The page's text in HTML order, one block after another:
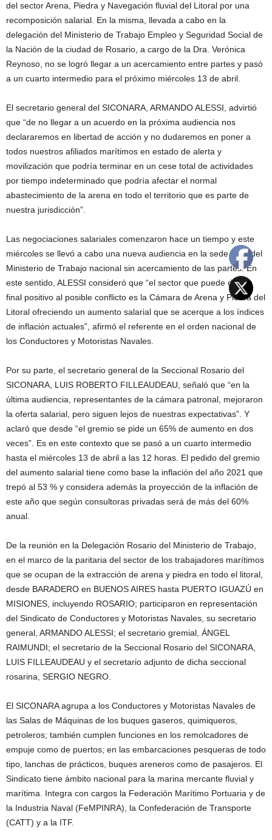
del sector Arena, Piedra y Navegación fluvial del Litoral por una
recomposición salarial. En la misma, llevada a cabo en la
delegación del Ministerio de Trabajo Empleo y Seguridad Social de
la Nación de la ciudad de Rosario, a cargo de la Dra. Verónica
Reynoso, no se logró llegar a un acercamiento entre partes y pasó
a un cuarto intermedio para el próximo miércoles 13 de abril.
El secretario general del SICONARA, ARMANDO ALESSI, advirtió
que “de no llegar a un acuerdo en la próxima audiencia nos
declararemos en libertad de acción y no dudaremos en poner a
todos nuestros afiliados marítimos en estado de alerta y
movilización que podría terminar en un cese total de actividades
por tiempo indeterminado que podría afectar el normal
abastecimiento de la arena en todo el territorio que es parte de
nuestra jurisdicción”.
Las negociaciones salariales comenzaron hace un tiempo y este
miércoles se llevó a cabo una nueva audiencia en la sede local del
Ministerio de Trabajo nacional sin acercamiento de las partes. En
este sentido, ALESSI consideró que “el sector que puede dar un
final positivo al posible conflicto es la Cámara de Arena y Piedra del
Litoral ofreciendo un aumento salarial que se acerque a los índices
de inflación actuales”, afirmó el referente en el orden nacional de
los Conductores y Motoristas Navales.
Por su parte, el secretario general de la Seccional Rosario del
SICONARA, LUIS ROBERTO FILLEAUDEAU, señaló que “en la
última audiencia, representantes de la cámara patronal, mejoraron
la oferta salarial, pero siguen lejos de nuestras expectativas”. Y
aclaró que desde “el gremio se pide un 65% de aumento en dos
veces”. Es en este contexto que se pasó a un cuarto intermedio
hasta el miércoles 13 de abril a las 12 horas. El pedido del gremio
del aumento salarial tiene como base la inflación del año 2021 que
trepó al 53 % y considera además la proyección de la inflación de
este año que según consultoras privadas será de más del 60%
anual.
De la reunión en la Delegación Rosario del Ministerio de Trabajo,
en el marco de la paritaria del sector de los trabajadores marítimos
que se ocupan de la extracción de arena y piedra en todo el litoral,
desde BARADERO en BUENOS AIRES hasta PUERTO IGUAZÚ en
MISIONES, incluyendo ROSARIO; participaron en representación
del Sindicato de Conductores y Motoristas Navales, su secretario
general, ARMANDO ALESSI; el secretario gremial, ÁNGEL
RAIMUNDI; el secretario de la Seccional Rosario del SICONARA,
LUIS FILLEAUDEAU y el secretario adjunto de dicha seccional
rosarina, SERGIO NEGRO.
El SICONARA agrupa a los Conductores y Motoristas Navales de
las Salas de Máquinas de los buques gaseros, quimiqueros,
petroleros; también cumplen funciones en los remolcadores de
empuje como de puertos; en las embarcaciones pesqueras de todo
tipo, lanchas de prácticos, buques areneros como de pasajeros. El
Sindicato tiene ámbito nacional para la marina mercante fluvial y
marítima. Integra con cargos la Federación Marítimo Portuaria y de
la Industria Naval (FeMPINRA), la Confederación de Transporte
(CATT) y a la ITF.